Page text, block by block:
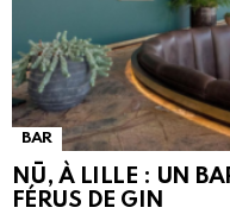
BAR
NŪ, À LILLE : UN
FÉRUS DE GIN